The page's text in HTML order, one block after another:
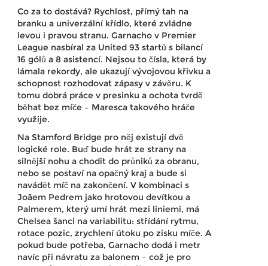
Co za to dostává? Rychlost, přímý tah na
branku a univerzální křídlo, které zvládne
levou i pravou stranu. Garnacho v Premier
League nasbíral za United 93 startů s bilancí
16 gólů a 8 asistencí. Nejsou to čísla, která by
lámala rekordy, ale ukazují vývojovou křivku a
schopnost rozhodovat zápasy v závěru. K
tomu dobrá práce v presinku a ochota tvrdě
běhat bez míče – Maresca takového hráče
využije.
Na Stamford Bridge pro něj existují dvě
logické role. Buď bude hrát ze strany na
silnější nohu a chodit do průniků za obranu,
nebo se postaví na opačný kraj a bude si
navádět míč na zakončení. V kombinaci s
Joãem Pedrem jako hrotovou devítkou a
Palmerem, který umí hrát mezi liniemi, má
Chelsea šanci na variabilitu: střídání rytmu,
rotace pozic, zrychlení útoku po zisku míče. A
pokud bude potřeba, Garnacho dodá i metr
navíc při návratu za balonem – což je pro